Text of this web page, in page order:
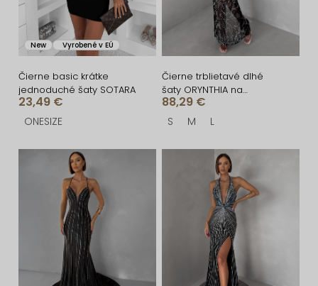
d
u
k
t
o
v
o
d
u
k
o
New Vyrobené v EÚ
Čierne basic krátke
jednoduché šaty SOTARA
23,49 €
ONESIZE
Čierne trblietavé dlhé
šaty ORYNTHIA na
ramienka
88,29 €
S M L